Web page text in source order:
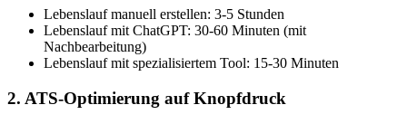
Lebenslauf manuell erstellen: 3-5 Stunden
Lebenslauf mit ChatGPT: 30-60 Minuten (mit
Nachbearbeitung)
Lebenslauf mit spezialisiertem Tool: 15-30 Minuten
2. ATS-Optimierung auf Knopfdruck